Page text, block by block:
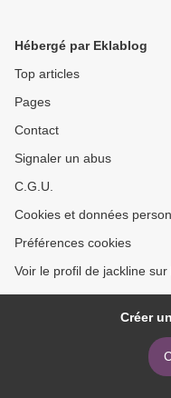
Hébergé par Eklablog
Top articles
Pages
Contact
Signaler un abus
C.G.U.
Cookies et données
Préférences cookies
Voir le profil de jackline
Créer